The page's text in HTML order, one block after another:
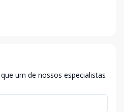
um de nossos especialistas